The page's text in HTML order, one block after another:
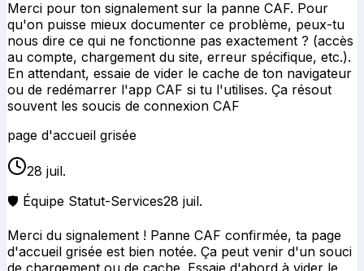
Merci pour ton signalement sur la panne CAF. Pour
qu'on puisse mieux documenter ce problème, peux-tu
nous dire ce qui ne fonctionne pas exactement ? (accès
au compte, chargement du site, erreur spécifique, etc.).
En attendant, essaie de vider le cache de ton navigateur
ou de redémarrer l'app CAF si tu l'utilises. Ça résout
souvent les soucis de connexion CAF
page d'accueil grisée
28 juil.
🛡️ Équipe Statut-Services28 juil.
Merci du signalement ! Panne CAF confirmée, ta page
d'accueil grisée est bien notée. Ça peut venir d'un souci
de chargement ou de cache. Essaie d'abord à vider le